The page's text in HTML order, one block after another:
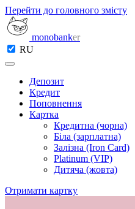
Перейти до головного змісту
monobanker
RU
Депозит
Кредит
Поповнення
Картка
Кредитна (чорна)
Біла (зарплатна)
Залізна (Iron Card)
Platinum (VIP)
Дитяча (жовта)
Отримати картку